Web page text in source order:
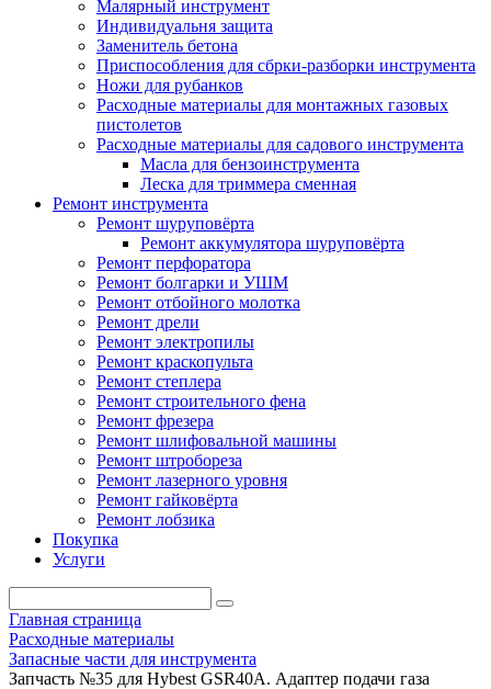
Малярный инструмент
Индивидуальня защита
Заменитель бетона
Приспособления для сбрки-разборки инструмента
Ножи для рубанков
Расходные материалы для монтажных газовых
пистолетов
Расходные материалы для садового инструмента
Масла для бензоинструмента
Леска для триммера сменная
Ремонт инструмента
Ремонт шуруповёрта
Ремонт аккумулятора шуруповёрта
Ремонт перфоратора
Ремонт болгарки и УШМ
Ремонт отбойного молотка
Ремонт дрели
Ремонт электропилы
Ремонт краскопульта
Ремонт степлера
Ремонт строительного фена
Ремонт фрезера
Ремонт шлифовальной машины
Ремонт штробореза
Ремонт лазерного уровня
Ремонт гайковёрта
Ремонт лобзика
Покупка
Услуги
Главная страница
Расходные материалы
Запасные части для инструмента
Запчасть №35 для Hybest GSR40A. Адаптер подачи газа